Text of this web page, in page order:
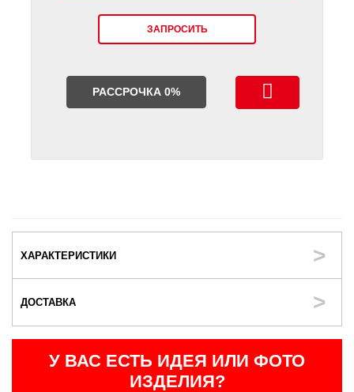
ЗАПРОСИТЬ
РАССРОЧКА 0%
ХАРАКТЕРИСТИКИ
ДОСТАВКА
У ВАС ЕСТЬ ИДЕЯ ИЛИ ФОТО
ИЗДЕЛИЯ?